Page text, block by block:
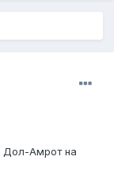
Дол-Амрот на